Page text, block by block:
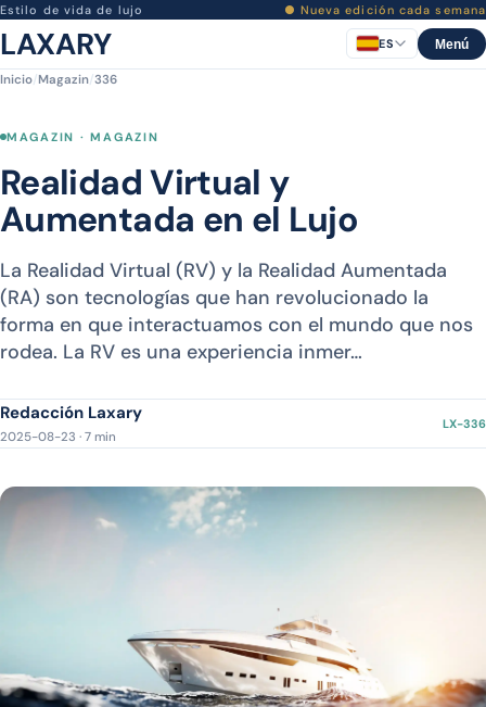
Estilo de vida de lujo ● Nueva edición cada semana
LAXARY ES Menú
Inicio/Magazin/336
MAGAZIN · MAGAZIN
Realidad Virtual y
Aumentada en el Lujo
La Realidad Virtual (RV) y la Realidad Aumentada
(RA) son tecnologías que han revolucionado la
forma en que interactuamos con el mundo que nos
rodea. La RV es una experiencia inmer…
Redacción Laxary
2025-08-23 · 7 min
LX-336